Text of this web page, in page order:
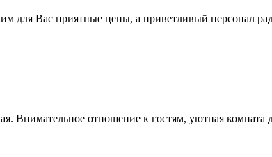
для Вас приятные цены, а приветливый персонал
Внимательное отношение к гостям, уютная комната